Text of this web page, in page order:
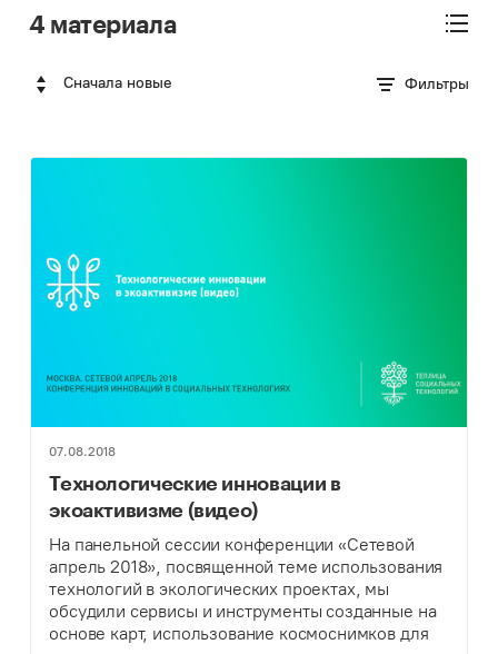
4 материала
Сначала новые Фильтры
07.08.2018
Технологические инновации в
экоактивизме (видео)
На панельной сессии конференции «Сетевой
апрель 2018», посвященной теме использования
технологий в экологических проектах, мы
обсудили сервисы и инструменты созданные на
основе карт, использование космоснимков для